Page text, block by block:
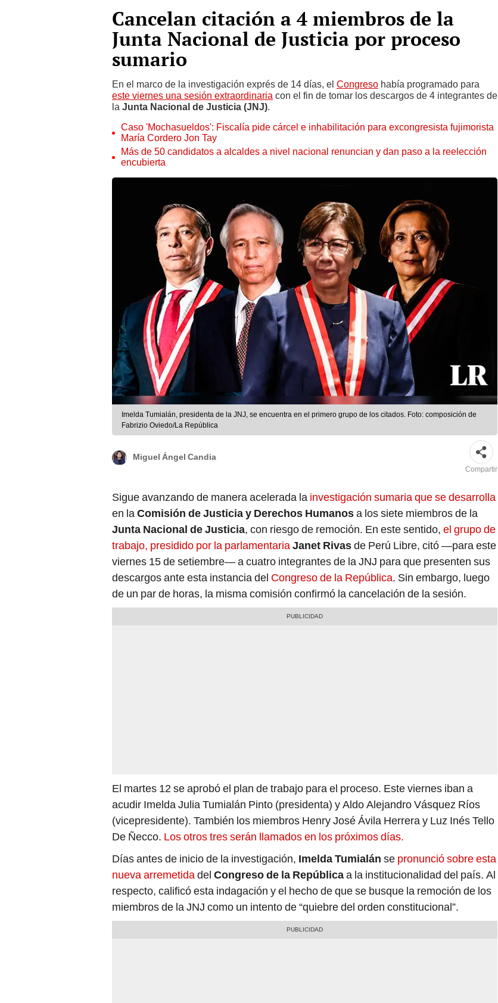
Cancelan citación a 4 miembros de la
Junta Nacional de Justicia por proceso
sumario
En el marco de la investigación exprés de 14 días, el Congreso había programado para
este viernes una sesión extraordinaria con el fin de tomar los descargos de 4 integrantes de
la Junta Nacional de Justicia (JNJ).
Caso 'Mochasueldos': Fiscalía pide cárcel e inhabilitación para excongresista fujimorista
María Cordero Jon Tay
Más de 50 candidatos a alcaldes a nivel nacional renuncian y dan paso a la reelección
encubierta
Imelda Tumialán, presidenta de la JNJ, se encuentra en el primero grupo de los citados. Foto: composición de
Fabrizio Oviedo/La República
Miguel Ángel Candia
Compartir
Sigue avanzando de manera acelerada la investigación sumaria que se desarrolla
en laComisión de Justicia y Derechos Humanosa los siete miembros de la
Junta Nacional de Justicia, con riesgo de remoción. En este sentido, el grupo de
trabajo, presidido por la parlamentariaJanet Rivasde Perú Libre, citó —para este
viernes 15 de setiembre— a cuatro integrantes de la JNJ para que presenten sus
descargos ante esta instancia del Congreso de la República. Sin embargo, luego
de un par de horas, la misma comisión confirmó la cancelación de la sesión.
El martes 12 se aprobó el plan de trabajo para el proceso. Este viernes iban a
acudir Imelda Julia Tumialán Pinto (presidenta) y Aldo Alejandro Vásquez Ríos
(vicepresidente). También los miembros Henry José Ávila Herrera y Luz Inés Tello
De Ñecco. Los otros tres serán llamados en los próximos días.
Días antes de inicio de la investigación, Imelda Tumialán se pronunció sobre esta
nueva arremetidadel Congreso de la Repúblicaa la institucionalidad del país. Al
respecto, calificó esta indagación y el hecho de que se busque la remoción de los
miembros de la JNJ como un intento de “quiebre del orden constitucional”.